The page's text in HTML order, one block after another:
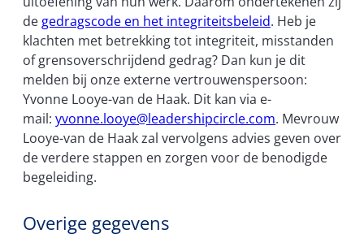
de gedragscode en het integriteitsbeleid. Heb je
klachten met betrekking tot integriteit, misstanden
of grensoverschrijdend gedrag? Dan kun je dit
melden bij onze externe vertrouwenspersoon:
Yvonne Looye-van de Haak. Dit kan via e-
mail: yvonne.looye@leadershipcircle.com. Mevrouw
Looye-van de Haak zal vervolgens advies geven over
de verdere stappen en zorgen voor de benodigde
begeleiding.
Overige gegevens